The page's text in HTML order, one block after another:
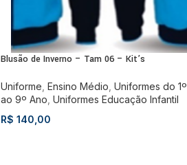
Blusão de Inverno – Tam 06 – Kit’s
Uniforme Ensino Médio Uniformes do 1º
ao 9º Ano Uniformes Educação Infantil
R$ 140,00